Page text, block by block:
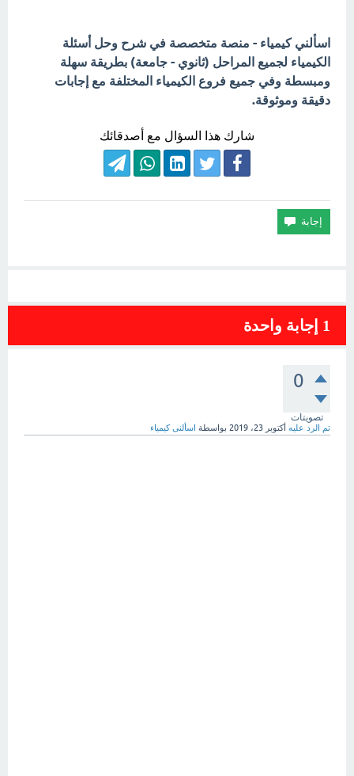
اسألني كيمياء - منصة متخصصة في شرح وحل أسئلة
الكيمياء لجميع المراحل (ثانوي - جامعة) بطريقة سهلة
ومبسطة وفي جميع فروع الكيمياء المختلفة مع إجابات
دقيقة وموثوقة.
شارك هذا السؤال مع أصدقائك
1 إجابة واحدة
0
تصويتات
تم الرد عليه أكتوبر 23، 2019 بواسطة اسألنى كيمياء